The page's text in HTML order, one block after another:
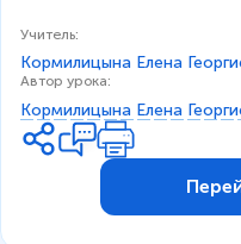
Учитель:
Кормилицына Елена
Автор урока:
Кормилицына Елена